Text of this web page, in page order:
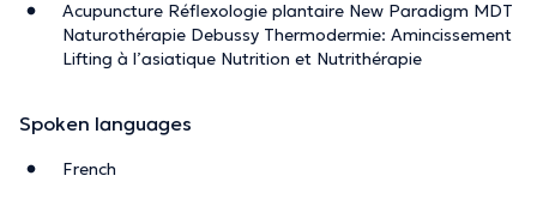
Acupuncture Réflexologie plantaire New Paradigm MDT
Naturothérapie Debussy Thermodermie: Amincissement
Lifting à l’asiatique Nutrition et Nutrithérapie
Spoken languages
French